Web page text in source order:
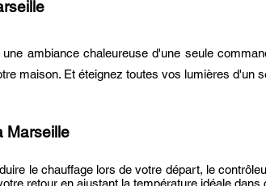
ambiance chaleureuse d'une seule
maison. Et éteignez toutes vos lumières d'un
Marseille
le chauffage lors de votre départ, le
retour en ajustant la température idéale dans